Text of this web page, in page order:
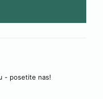
- posetite nas!